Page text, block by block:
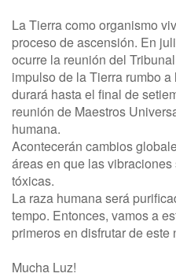
La Tierra como organismo
proceso de ascensión. En
ocurre la reunión del
impulso de la Tierra rumbo
durará hasta el final de
reunión de Maestros
humana.
Acontecerán cambios
áreas en que las
tóxicas.
La raza humana será
tempo. Entonces, vamos a
primeros en disfrutar de
Mucha Luz!